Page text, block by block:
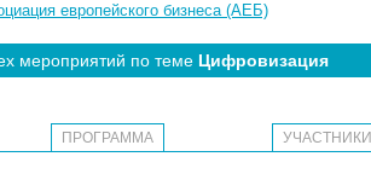
европейского бизнеса (АЕБ)
мероприятий по теме Цифровизация
ПРОГРАММА УЧАСТНИКИ